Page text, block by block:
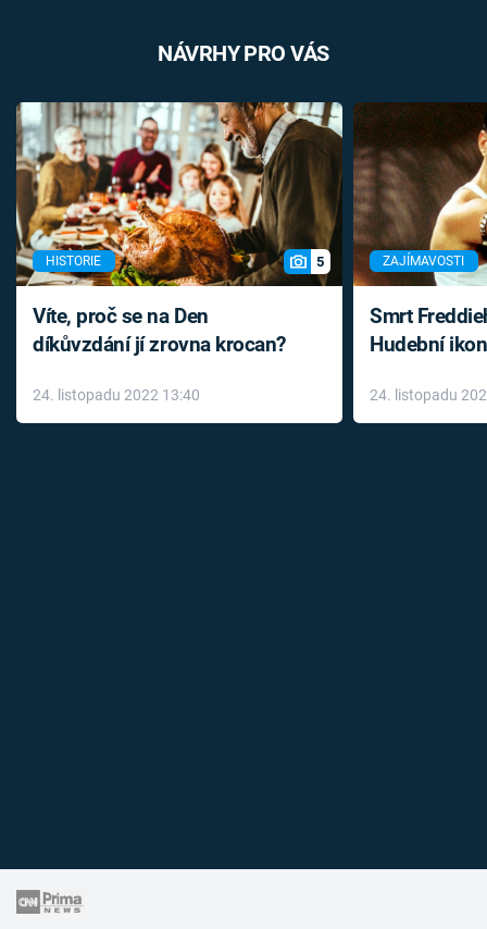
NÁVRHY PRO VÁS
HISTORIE 5
Víte, proč se na Den
díkůvzdání jí zrovna krocan?
24. listopadu 2022 13:40
ZAJÍMAVOSTI
Smrt
Hudební
léky
24. listopadu